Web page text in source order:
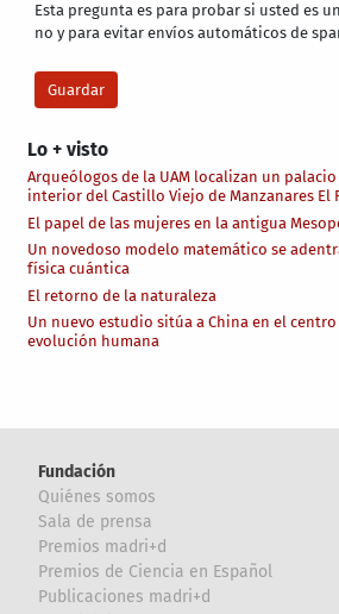
Lo + visto
Arqueólogos de la UAM localizan un
interior del Castillo Viejo de Manzanares El
El papel de las mujeres en la antigua
Un novedoso modelo matemático se
física cuántica
El retorno de la naturaleza
Un nuevo estudio sitúa a China en el
evolución humana
Esta pregunta es para probar si usted es
no y para evitar envíos automáticos de
Fundación
Quiénes somos
Sala de prensa
Premios madri+d
Premios de Ciencia en Español
Publicaciones madri+d